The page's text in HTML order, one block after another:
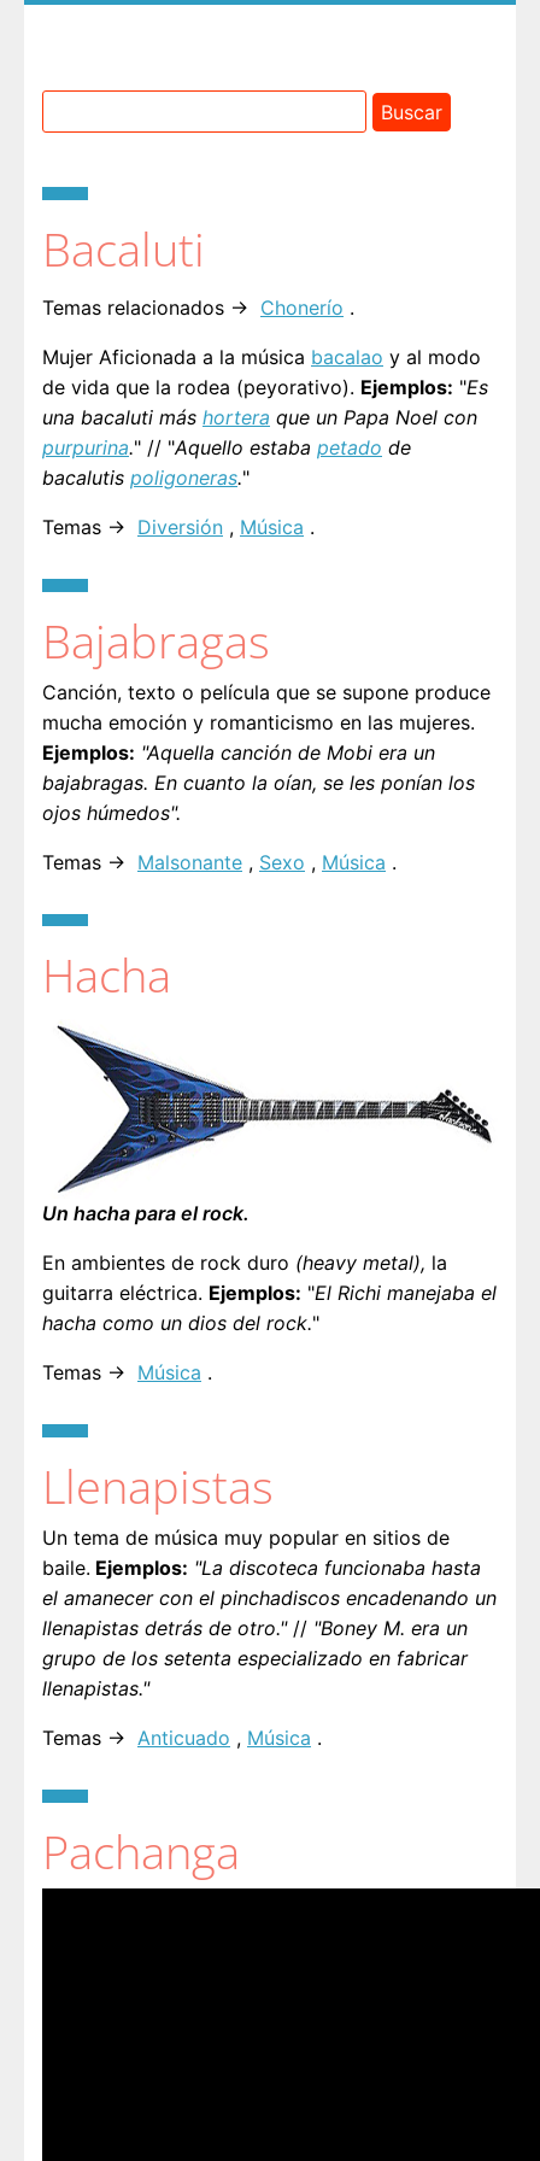
Bacaluti
Temas relacionados → Chonerío .
Mujer Aficionada a la música bacalao y al modo
de vida que la rodea (peyorativo). Ejemplos: "Es
una bacaluti más hortera que un Papa Noel con
purpurina." // "Aquello estaba petado de
bacalutis poligoneras."
Temas → Diversión , Música .
Bajabragas
Canción, texto o película que se supone produce
mucha emoción y romanticismo en las mujeres.
Ejemplos: "Aquella canción de Mobi era un
bajabragas. En cuanto la oían, se les ponían los
ojos húmedos".
Temas → Malsonante , Sexo , Música .
Hacha
Un hacha para el rock.
En ambientes de rock duro (heavy metal), la
guitarra eléctrica. Ejemplos: "El Richi manejaba el
hacha como un dios del rock."
Temas → Música .
Llenapistas
Un tema de música muy popular en sitios de
baile. Ejemplos: "La discoteca funcionaba hasta
el amanecer con el pinchadiscos encadenando un
llenapistas detrás de otro."// "Boney M. era un
grupo de los setenta especializado en fabricar
llenapistas."
Temas → Anticuado , Música .
Pachanga